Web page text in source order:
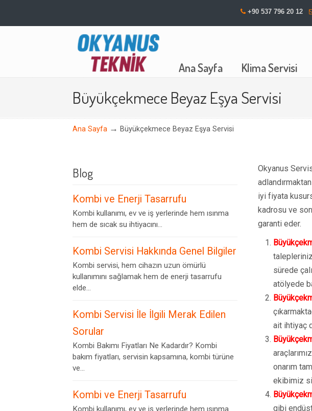
+90 537 796 20 12
Ana Sayfa Klima Servisi
Navigation
Büyükçekmece Beyaz Eşya Servisi
Ana Sayfa → Büyükçekmece Beyaz Eşya Servisi
Okyanus
iyi fiyata
kadrosu ve
garanti eder.
sürede
atölyede
ait ihtiyaç
onarım
ekibimiz
gibi
Blog
Kombi ve Enerji Tasarrufu
Kombi kullanımı, ev ve iş yerlerinde hem ısınma
hem de sıcak su ihtiyacını...
Kombi Servisi Hakkında Genel Bilgiler
Kombi servisi, hem cihazın uzun ömürlü
kullanımını sağlamak hem de enerji tasarrufu
elde...
Kombi Servisi İle İlgili Merak Edilen
Sorular
Kombi Bakımı Fiyatları Ne Kadardır? Kombi
bakım fiyatları, servisin kapsamına, kombi türüne
ve...
Kombi ve Enerji Tasarrufu
Kombi kullanımı, ev ve iş yerlerinde hem ısınma